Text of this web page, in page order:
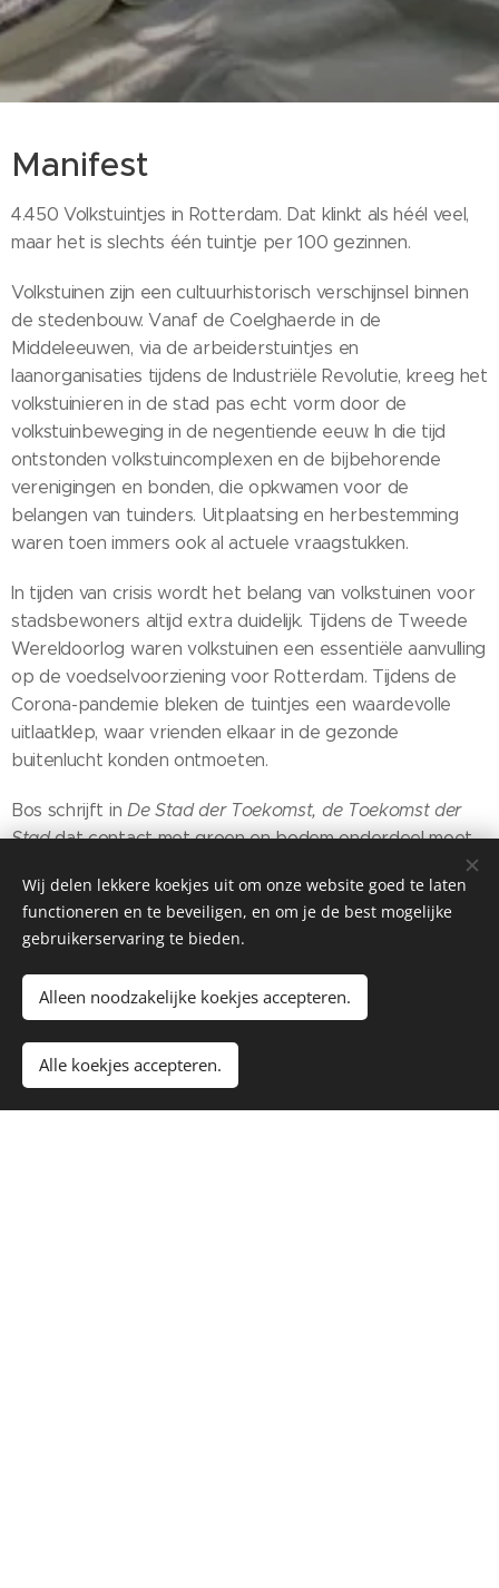
Manifest
4.450 Volkstuintjes in Rotterdam. Dat klinkt als héél veel,
maar het is slechts één tuintje per 100 gezinnen.
Volkstuinen zijn een cultuurhistorisch verschijnsel binnen
de stedenbouw. Vanaf de Coelghaerde in de
Middeleeuwen, via de arbeiderstuintjes en
laanorganisaties tijdens de Industriële Revolutie, kreeg het
volkstuinieren in de stad pas echt vorm door de
volkstuinbeweging in de negentiende eeuw. In die tijd
ontstonden volkstuincomplexen en de bijbehorende
verenigingen en bonden, die opkwamen voor de
belangen van tuinders. Uitplaatsing en herbestemming
waren toen immers ook al actuele vraagstukken.
In tijden van crisis wordt het belang van volkstuinen voor
stadsbewoners altijd extra duidelijk. Tijdens de Tweede
Wereldoorlog waren volkstuinen een essentiële aanvulling
op de voedselvoorziening voor Rotterdam. Tijdens de
Corona-pandemie bleken de tuintjes een waardevolle
uitlaatklep, waar vrienden elkaar in de gezonde
buitenlucht konden ontmoeten.
Bos schrijft in De Stad der Toekomst, de Toekomst der
Staddat contact met groen en bodem onderdeel moet
zijn van het dagelijks leven van stadsbewoners. Het is dan
ook niet verwonderlijk dat toen hij in 1949 samen met Van
Traa hetUitbreidingsplan op Hoofdzaak Linker
Maasoeveropstelde, een prominente plaats werd
ingeruimd voor volkstuinen in de Zuiderparkgordel.
Hanekroot en Bijhouwer ontwierpen in 1951 het
voor actieve recreatie. Tijdens de renovatie van het
Zuiderpark in 2001 moesten de tuinparken weliswaar
enkele tuintjes inleveren, maar sindsdien liggen de
Wij delen lekkere koekjes uit om onze website goed te laten
functioneren en te beveiligen, en om je de best mogelijke
gebruikerservaring te bieden.
Alleen noodzakelijke koekjes accepteren.
Alle koekjes accepteren.